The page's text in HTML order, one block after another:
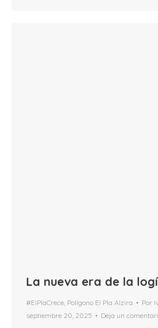
La nueva era de la
#ElPlaCrece Polígono El Pla Alzira Por
septiembre 20, 2025
Deja un